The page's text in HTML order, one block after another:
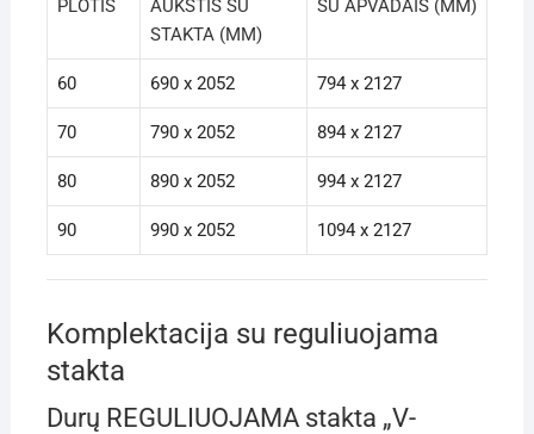
PLOTIS
AUKŠTIS SU
STAKTA (MM)
SU APVADAIS (MM)
60 690 x 2052 794 x 2127
70 790 x 2052 894 x 2127
80 890 x 2052 994 x 2127
90 990 x 2052 1094 x 2127
Komplektacija su reguliuojama
stakta
Durų REGULIUOJAMA stakta „V-